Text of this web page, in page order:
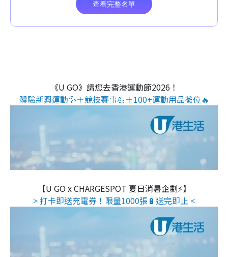
《U GO》請您去香港運動節2026！
體驗新興運動💦＋競技賽事💪＋100+運動用品攤位🔥
【U GO x CHARGESPOT 夏日消暑企劃⚡】
> 打卡即送充電券！限量1000張🔋送完即止 <